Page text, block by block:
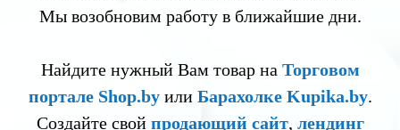
Мы возобновим работу в ближайшие дни.
Найдите нужный Вам товар на Торговом
портале Shop.byили Барахолке Kupika.by.
Создайте свой продающий сайт, лендинг